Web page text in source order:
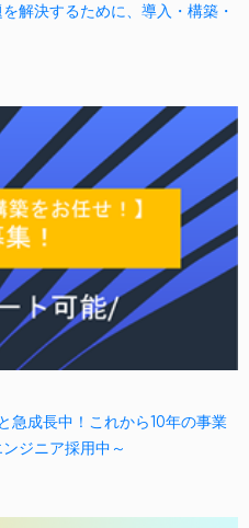
解決するために、導入・構築・
急成長中！これから10年の事業
ジニア採用中～